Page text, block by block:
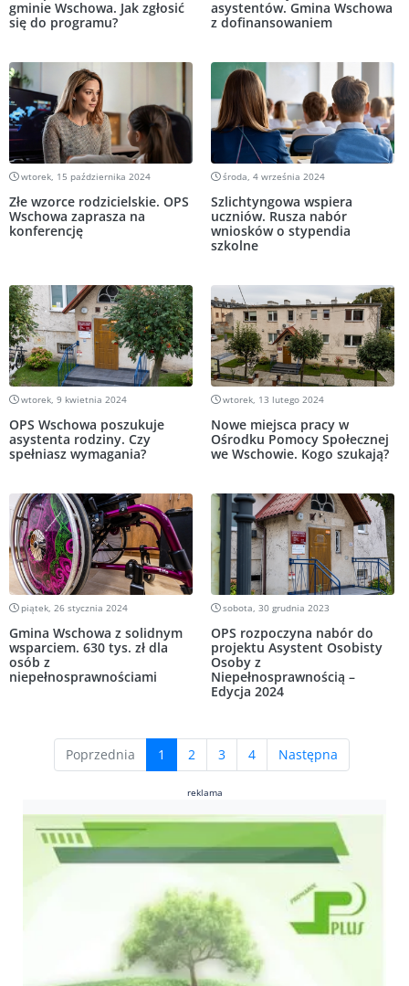
gminie Wschowa. Jak zgłosić
się do programu?
asystentów. Gmina Wschowa
z dofinansowaniem
wtorek, 15 października 2024
Złe wzorce rodzicielskie. OPS
Wschowa zaprasza na
konferencję
środa, 4 września 2024
Szlichtyngowa wspiera
uczniów. Rusza nabór
wniosków o stypendia
szkolne
wtorek, 9 kwietnia 2024
OPS Wschowa poszukuje
asystenta rodziny. Czy
spełniasz wymagania?
wtorek, 13 lutego 2024
Nowe miejsca pracy w
Ośrodku Pomocy Społecznej
we Wschowie. Kogo szukają?
piątek, 26 stycznia 2024
Gmina Wschowa z solidnym
wsparciem. 630 tys. zł dla
osób z
niepełnosprawnościami
sobota, 30 grudnia 2023
OPS rozpoczyna nabór do
projektu Asystent Osobisty
Osoby z
Niepełnosprawnością –
Edycja 2024
Poprzednia 1 (current)
2 3 4 Następna
reklama